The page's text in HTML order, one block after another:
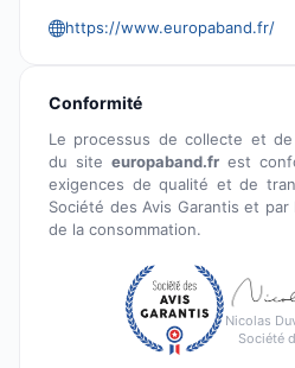
https://www.europaband.fr/
Conformité
Le processus de collecte et
du site europaband.fr est
exigences de qualité et de
Société des Avis Garantis et par
de la consommation.
Nicolas
Société